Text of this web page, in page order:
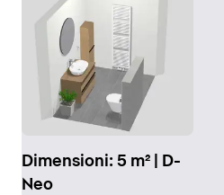
Dimensioni: 5 m² | D-
Neo